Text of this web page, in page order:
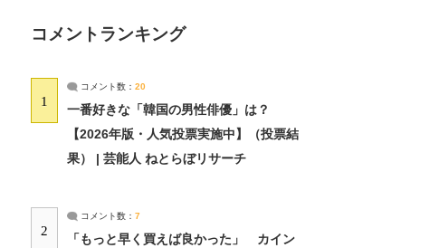
コメントランキング
1
コメント数： 20
一番好きな「韓国の男性俳優」は？
【2026年版・人気投票実施中】（投票結
果） | 芸能人 ねとらぼリサーチ
2
コメント数： 7
「もっと早く買えば良かった」 カイン